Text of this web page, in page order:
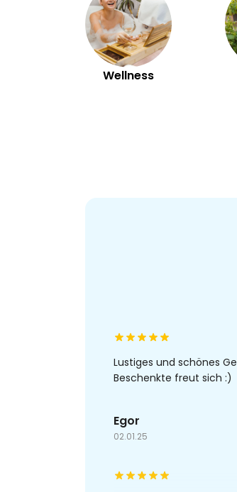
Wellness
Lustiges und schönes
Beschenkte freut sich :)
Egor
02.01.25